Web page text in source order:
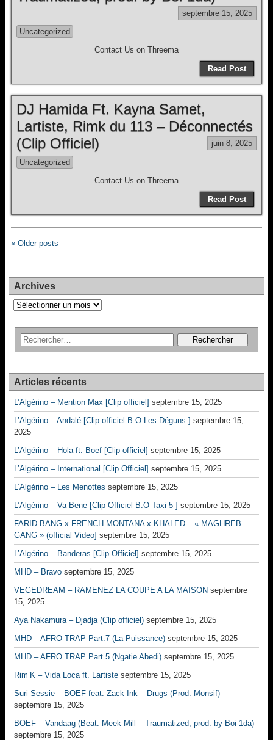
septembre 15, 2025
Uncategorized
Contact Us on Threema
Read Post
DJ Hamida Ft. Kayna Samet,
Lartiste, Rimk du 113 – Déconnectés
(Clip Officiel)
juin 8, 2025
Uncategorized
Contact Us on Threema
Read Post
« Older posts
Archives
Archives
Articles récents
L’Algérino – Mention Max [Clip officiel] septembre 15, 2025
L’Algérino – Andalé [Clip officiel B.O Les Déguns ] septembre 15,
2025
L’Algérino – Hola ft. Boef [Clip officiel] septembre 15, 2025
L’Algérino – International [Clip Officiel] septembre 15, 2025
L’Algérino – Les Menottes septembre 15, 2025
L’Algérino – Va Bene [Clip Officiel B.O Taxi 5 ] septembre 15, 2025
FARID BANG x FRENCH MONTANA x KHALED – « MAGHREB
GANG » (official Video] septembre 15, 2025
L’Algérino – Banderas [Clip Officiel] septembre 15, 2025
MHD – Bravo septembre 15, 2025
VEGEDREAM – RAMENEZ LA COUPE A LA MAISON septembre
15, 2025
Aya Nakamura – Djadja (Clip officiel) septembre 15, 2025
MHD – AFRO TRAP Part.7 (La Puissance) septembre 15, 2025
MHD – AFRO TRAP Part.5 (Ngatie Abedi) septembre 15, 2025
Rim’K – Vida Loca ft. Lartiste septembre 15, 2025
Suri Sessie – BOEF feat. Zack Ink – Drugs (Prod. Monsif)
septembre 15, 2025
BOEF – Vandaag (Beat: Meek Mill – Traumatized, prod. by Boi-1da)
septembre 15, 2025